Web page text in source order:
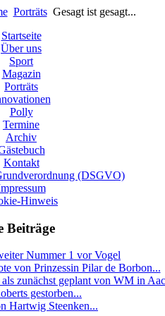
Porträts Gesagt ist gesagt...
Startseite
Über uns
Sport
Magazin
Porträts
Polly
Termine
Archiv
Kontakt
(DSGVO)
Hinweis
Beiträge
Nummer 1 vor Vogel
von Prinzessin Pilar de Borbon...
zunächst geplant von WM in
gestorben...
Hartwig Steenken...